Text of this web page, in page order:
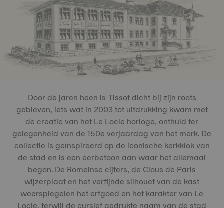
Door de jaren heen is Tissot dicht bij zijn roots
gebleven, iets wat in 2003 tot uitdrukking kwam met
de creatie van het Le Locle horloge, onthuld ter
gelegenheid van de 150e verjaardag van het merk. De
collectie is geïnspireerd op de iconische kerkklok van
de stad en is een eerbetoon aan waar het allemaal
begon. De Romeinse cijfers, de Clous de Paris
wijzerplaat en het verfijnde silhouet van de kast
weerspiegelen het erfgoed en het karakter van Le